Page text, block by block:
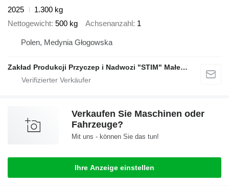
2025
1.300 kg
Nettogewicht 500 kg Achsenanzahl 1
Polen, Medynia Głogowska
Zakład Produkcji Przyczep i Nadwozi "STIM" Małecki s.j.
Verkaufen Sie Maschinen oder
Fahrzeuge?
Mit uns - können Sie das tun!
Ihre Anzeige einstellen